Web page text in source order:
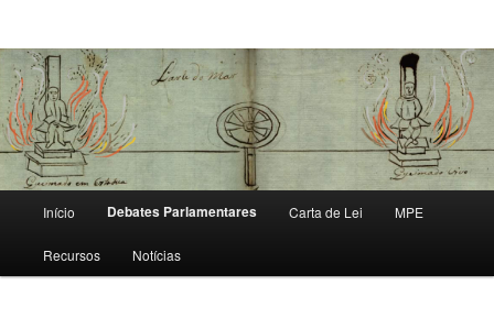
principal
Início Debates Parlamentares Carta de Lei MPE
Recursos Notícias